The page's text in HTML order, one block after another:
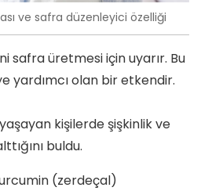
ve safra düzenleyici özelliği
safra üretmesi için uyarır. Bu
yardımcı olan bir etkendir.
yaşayan kişilerde şişkinlik ve
buldu.
(zerdeçal)